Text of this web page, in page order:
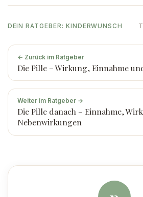
DEIN RATGEBER: KINDERWUNSCH
← Zurück im Ratgeber
Die Pille – Wirkung, Einnahme
Weiter im Ratgeber →
Die Pille danach – Einnahme,
Nebenwirkungen